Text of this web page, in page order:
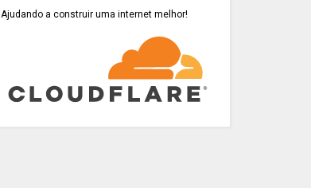
Ajudando a construir uma internet melhor!